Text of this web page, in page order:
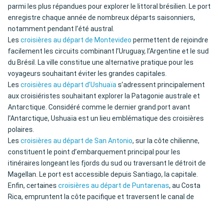
parmi les plus répandues pour explorer le littoral brésilien. Le port
enregistre chaque année de nombreux départs saisonniers,
notamment pendant l’été austral.
Les croisières au départ de Montevideo permettent de rejoindre
facilement les circuits combinant l’Uruguay, l’Argentine et le sud
du Brésil. La ville constitue une alternative pratique pour les
voyageurs souhaitant éviter les grandes capitales.
Les croisières au départ d’Ushuaïas’adressent principalement
aux croisiéristes souhaitant explorer la Patagonie australe et
Antarctique. Considéré comme le dernier grand port avant
l’Antarctique, Ushuaïa est un lieu emblématique des croisières
polaires.
Les croisières au départ de San Antonio, sur la côte chilienne,
constituent le point d’embarquement principal pour les
itinéraires longeant les fjords du sud ou traversant le détroit de
Magellan. Le port est accessible depuis Santiago, la capitale.
Enfin, certaines croisières au départ de Puntarenas, au Costa
Rica, empruntent la côte pacifique et traversent le canal de